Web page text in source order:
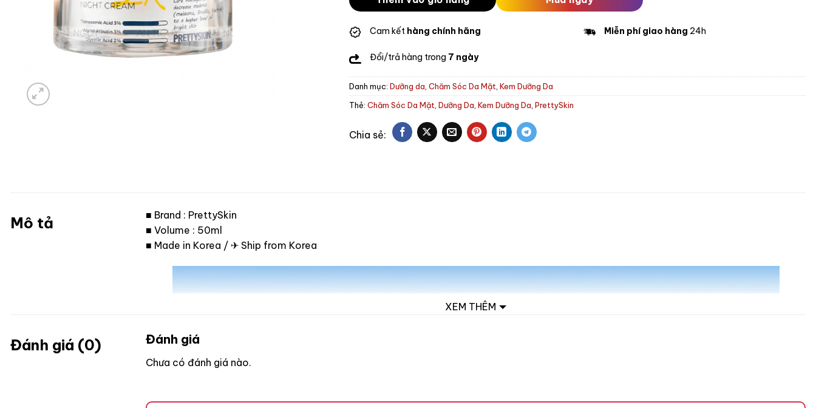
Cam kết hàng chính hãng Miễn phí giao hàng 24h
Đổi/trả hàng trong 7 ngày
Danh mục:Dưỡng da,Chăm Sóc Da Mặt,Kem Dưỡng Da
Thẻ:Chăm Sóc Da Mặt,Dưỡng Da,Kem Dưỡng Da,PrettySkin
Mô tả
■ Brand : PrettySkin
■ Volume : 50ml
■ Made in Korea / ✈ Ship from Korea
XEM THÊM
Đánh giá (0) Đánh giá
Chưa có đánh giá nào.